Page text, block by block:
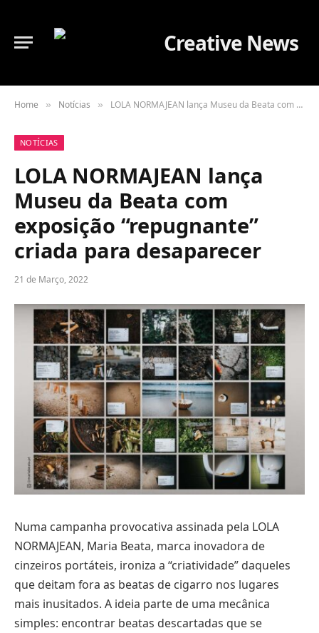
Home » Notícias » LOLA NORMAJEAN lança Museu da Beata com exposição “repugnante” criada para desaparecer
NOTÍCIAS
LOLA NORMAJEAN lança
Museu da Beata com
exposição “repugnante”
criada para desaparecer
21 de Março, 2022
Numa campanha provocativa assinada pela LOLA
NORMAJEAN, Maria Beata, marca inovadora de
cinzeiros portáteis, ironiza a “criatividade” daqueles
que deitam fora as beatas de cigarro nos lugares
mais inusitados. A ideia parte de uma mecânica
simples: encontrar beatas descartadas que se